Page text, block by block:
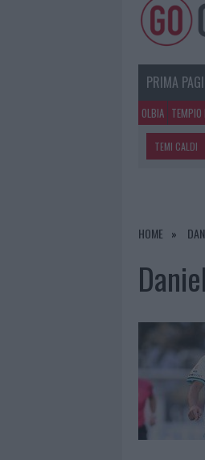
PRIMA
OLBIA TEMPIO
TEMI CALDI
7 AGOSTO
7 AGOSTO
HOME